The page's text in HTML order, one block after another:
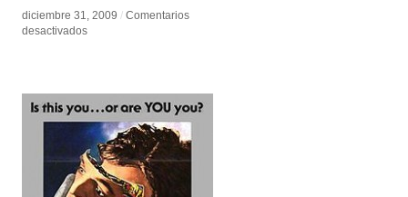
diciembre 31, 2009 / Comentarios
desactivadosen
diciembre 31, 2009 / Comentarios
desactivadosen